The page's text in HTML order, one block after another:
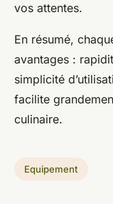
vos attentes.
En résumé,
avantages :
simplicité
facilite
culinaire.
Equipement